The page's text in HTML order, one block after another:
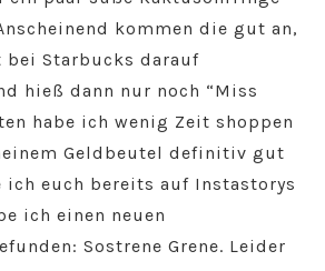
kommen die gut an,
Starbucks darauf
hieß dann nur noch “Miss
habe ich wenig Zeit shoppen
Geldbeutel definitiv gut
ich euch bereits auf Instastorys
ich einen neuen
Sostrene Grene. Leider